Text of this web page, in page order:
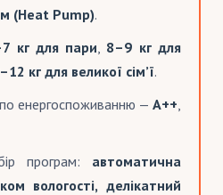
(Heat Pump).
кг для пари 8–9 кг для
кг для великої сім’ї.
енергоспоживанню — A++
програм: автоматична
вологості, делікатний